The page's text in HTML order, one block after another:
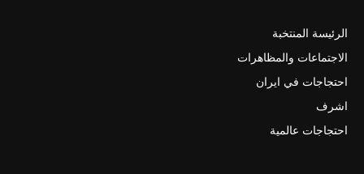
الرئيسة المنتخبة
الاجتماعات والمظاهرات
احتجاجات في ايران
اشرف
احتجاجات عالمية